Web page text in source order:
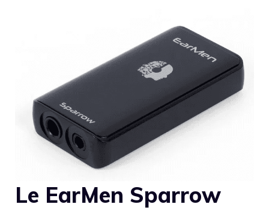
Le EarMen Sparrow